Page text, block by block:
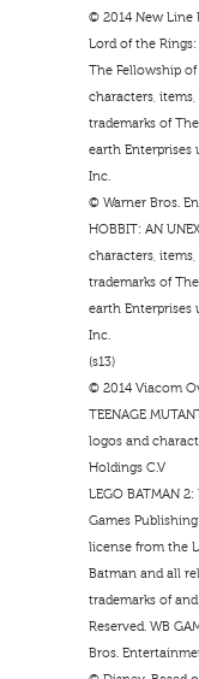
© 2014 New Line
Lord of the Rings:
The Fellowship
characters,
trademarks of
earth Enterprises
Inc.
© Warner Bros.
HOBBIT: AN
characters,
trademarks of
earth Enterprises
Inc.
(s13)
© 2014 Viacom
TEENAGE
logos and
Holdings C.V
LEGO BATMAN
Games
license from the
Batman and all
trademarks of
Reserved. WB
Bros.